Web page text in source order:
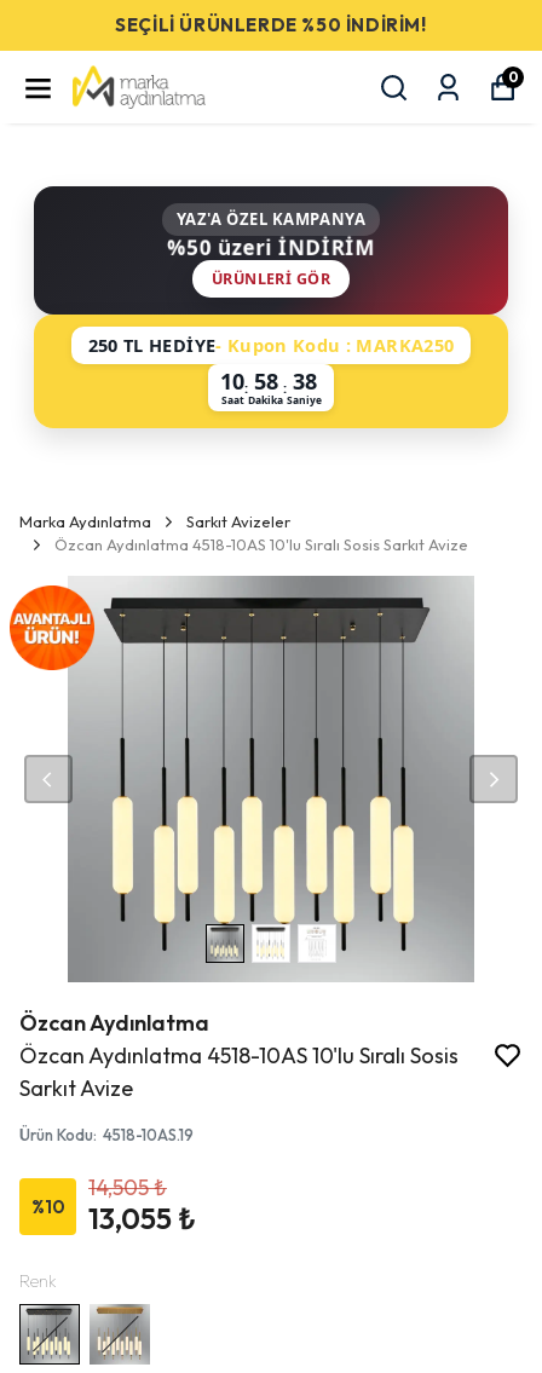
SEÇİLİ ÜRÜNLERDE %50 İNDİRİM!
0
YAZ'A ÖZEL KAMPANYA
%50 üzeri İNDİRİM
ÜRÜNLERI GÖR
250 TL HEDİYE- Kupon Kodu : MARKA250
10
Saat
: 58
Dakika
: 37
Saniye
Marka Aydınlatma
Sarkıt Avizeler
Özcan Aydınlatma 4518-10AS 10'lu Sıralı Sosis Sarkıt Avize
Özcan Aydınlatma
Özcan Aydınlatma 4518-10AS 10'lu Sıralı Sosis
Sarkıt Avize
Ürün Kodu: 4518-10AS.19
%10
14,505 ₺
13,055 ₺
Renk